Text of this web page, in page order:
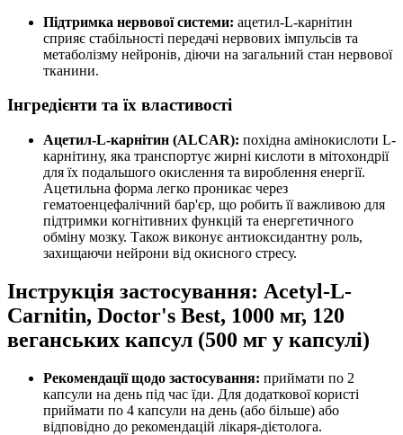
Підтримка нервової системи: ацетил-L-карнітин
сприяє стабільності передачі нервових імпульсів та
метаболізму нейронів, діючи на загальний стан нервової
тканини.
Інгредієнти та їх властивості
Ацетил-L-карнітин (ALCAR): похідна амінокислоти L-
карнітину, яка транспортує жирні кислоти в мітохондрії
для їх подальшого окислення та вироблення енергії.
Ацетильна форма легко проникає через
гематоенцефалічний бар'єр, що робить її важливою для
підтримки когнітивних функцій та енергетичного
обміну мозку. Також виконує антиоксидантну роль,
захищаючи нейрони від окисного стресу.
Інструкція застосування: Acetyl-L-
Carnitin, Doctor's Best, 1000 мг, 120
веганських капсул (500 мг у капсулі)
Рекомендації щодо застосування: приймати по 2
капсули на день під час їди. Для додаткової користі
приймати по 4 капсули на день (або більше) або
відповідно до рекомендацій лікаря-дієтолога.